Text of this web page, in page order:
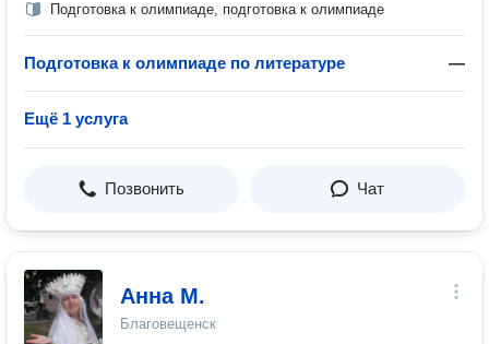
Подготовка к олимпиаде, подготовка к олимпиаде
Подготовка к олимпиаде по литературе —
Ещё 1 услуга
Позвонить Чат
Анна М.
Благовещенск